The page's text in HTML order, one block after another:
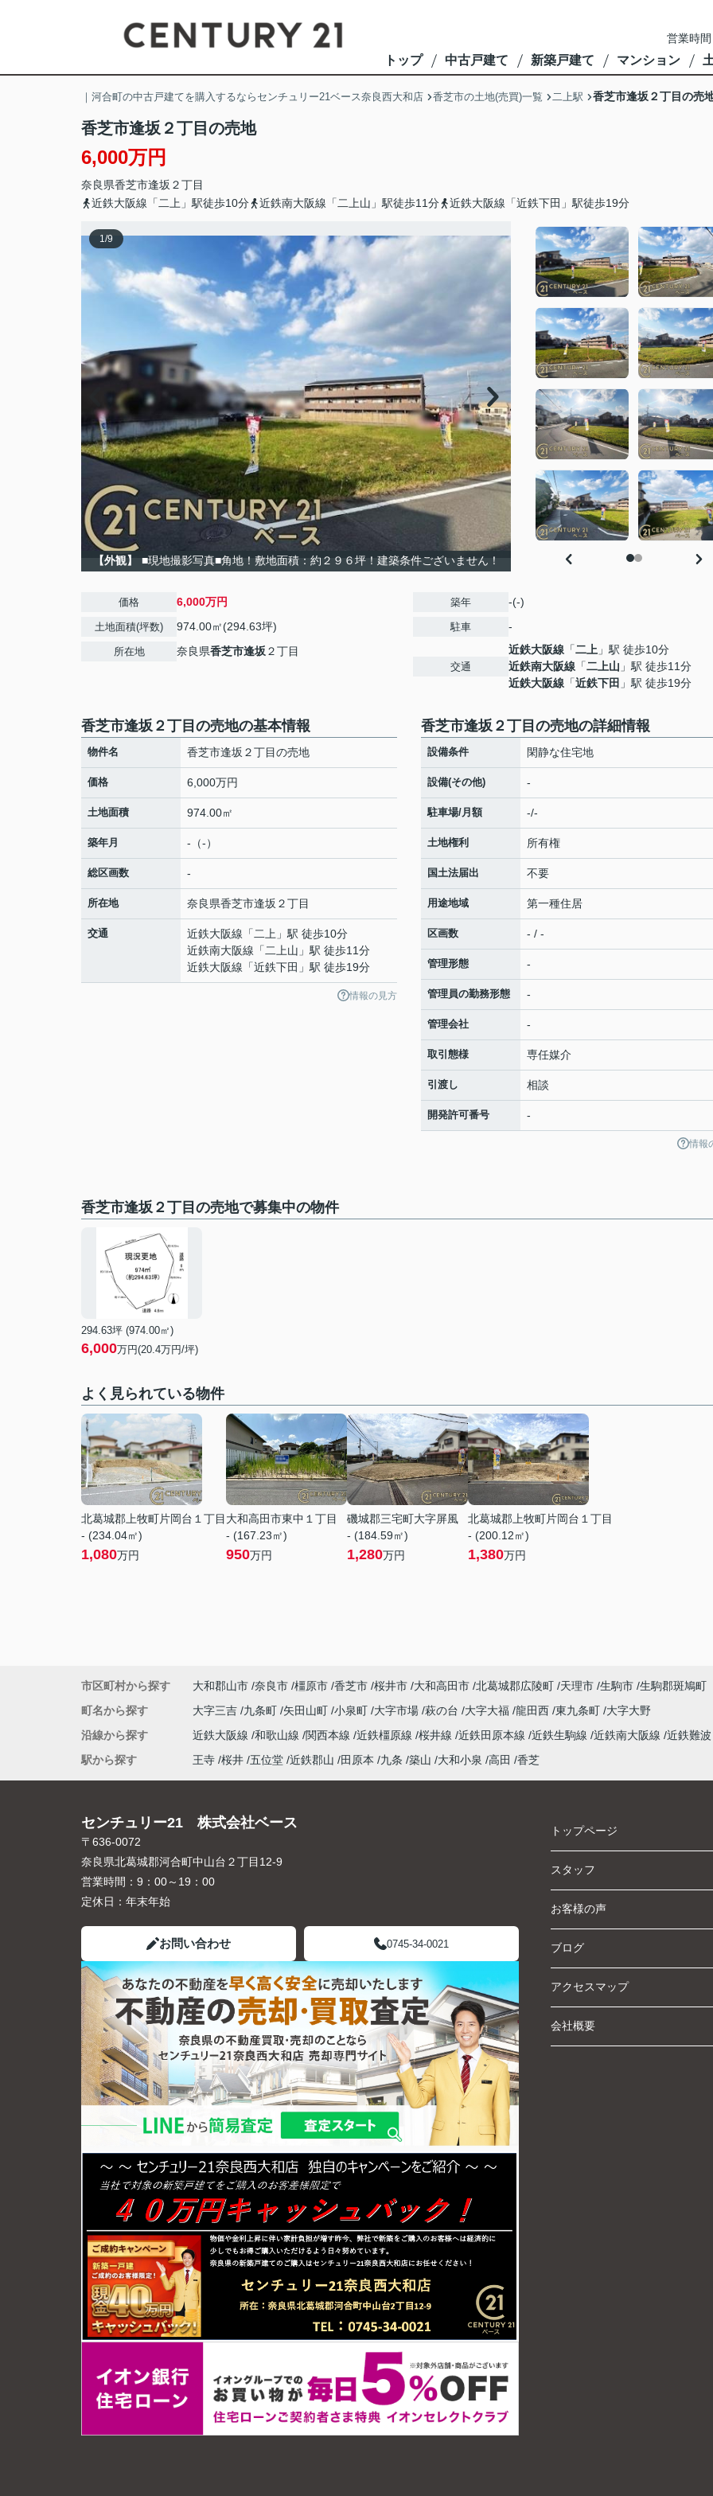
営業時
トップ 中古戸建て 新築戸建て マンション
｜河合町の中古戸建てを購入するならセンチュリー21ベース奈良西大和店 香芝市の土地(売買)一覧 二上駅 香芝市逢坂２丁目の売
香芝市逢坂２丁目の売地
6,000万円
奈良県香芝市逢坂 ２丁目
近鉄大阪線「二上」駅徒歩10分
近鉄南大阪線「二上山」駅徒歩11分 近鉄大阪線「近鉄下田」駅徒歩19分
1/9
【外観】 ■現地撮影写真■角地！敷地面積：約２９６坪！建築条件ございません！
価格 6,000万円
土地面積(坪数) 974.00㎡(294.63坪)
所在地 奈良県香芝市逢坂 ２丁目
築年 -(-)
駐車 -
交通
近鉄大阪線 「二上 」駅 徒歩10分
近鉄南大阪線 「二上山 」駅 徒歩11分
近鉄大阪線 「近鉄下田 」駅 徒歩19分
香芝市逢坂２丁目の売地の基本情報
物件名 香芝市逢坂２丁目の売地
価格 6,000万円
土地面積 974.00㎡
築年月 -（-）
総区画数 -
所在地 奈良県香芝市逢坂 ２丁目
交通 近鉄大阪線 「 二上 」駅 徒歩10分
近鉄南大阪線 「 二上山 」駅 徒歩11分
近鉄大阪線 「近鉄下田 」駅 徒歩19分
情報の見方
香芝市逢坂２丁目の売地の詳細情報
設備条件 閑静な住宅地
設備(その他) -
駐車場/月額 -/-
土地権利 所有権
国土法届出 不要
用途地域 第一種住居
区画数 - / -
管理形態 -
管理員の勤務形態 -
管理会社 -
取引態様 専任媒介
引渡し 相談
開発許可番号 -
情報
香芝市逢坂２丁目の売地で募集中の物件
294.63坪 (974.00㎡)
6,000万円(20.4万円/坪)
よく見られている物件
北葛城郡上牧町片岡台１丁目
- (234.04㎡)
1,080万円
大和高田市東中１丁目
- (167.23㎡)
950万円
磯城郡三宅町大字屏風
- (184.59㎡)
1,280万円
北葛城郡上牧町片岡台１丁目
- (200.12㎡)
1,380万円
市区町村から探す 大和郡山市 奈良市 橿原市 香芝市 桜井市 大和高田市 北葛城郡広陵町 天理市 生駒市 生駒郡斑鳩町
町名から探す
大字三吉 九条町 矢田山町 小泉町 大字市場 萩の台 大字大福 龍田西 東九条町 大字大野
沿線から探す
近鉄大阪線 和歌山線 関西本線 近鉄橿原線 桜井線 近鉄田原本線 近鉄生駒線 近鉄南大阪線 近鉄難
駅から探す
王寺 桜井 五位堂 近鉄郡山 田原本 九条 築山 大和小泉 高田 香芝
センチュリー21 株式会社ベース
〒636-0072
奈良県北葛城郡河合町中山台２丁目12-9
営業時間： 9：00～19：00
定休日： 年末年始
お問い合わせ 0745-34-0021
トップページ
スタッフ
お客様の声
ブログ
アクセスマップ
会社概要